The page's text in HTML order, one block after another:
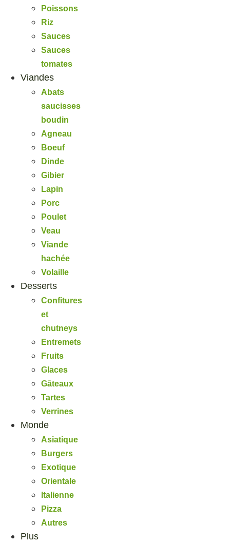
Poissons
Riz
Sauces
Sauces
tomates
Viandes
Abats
saucisses
boudin
Agneau
Boeuf
Dinde
Gibier
Lapin
Porc
Poulet
Veau
Viande
hachée
Volaille
Desserts
Confitures
et
chutneys
Entremets
Fruits
Glaces
Gâteaux
Tartes
Verrines
Monde
Asiatique
Burgers
Exotique
Orientale
Italienne
Pizza
Autres
Plus